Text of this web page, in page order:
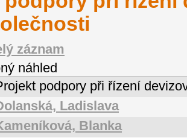
záznam
náhled
podpory při řízení
Ladislava
Blanka